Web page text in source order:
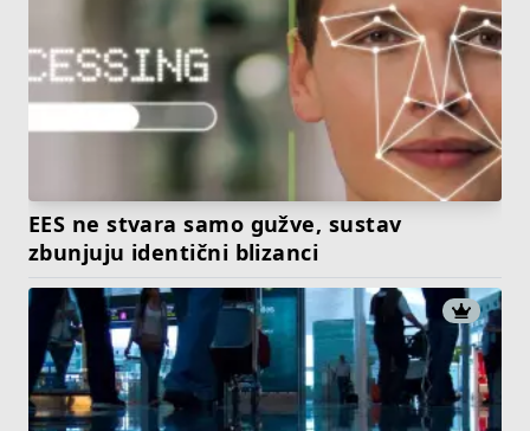
EES ne stvara samo gužve, sustav
zbunjuju identični blizanci